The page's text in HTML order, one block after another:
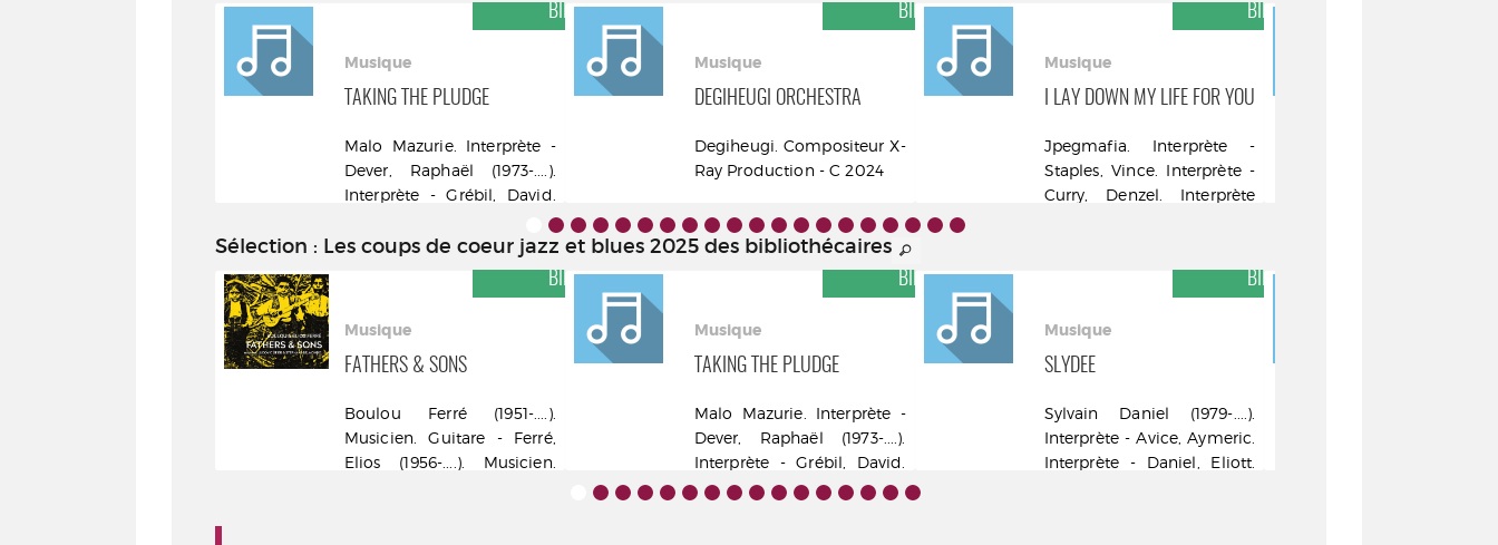
BIBLIOTHÉCAIRES
Musique
TAKING THE PLUDGE
Malo Mazurie. Interprète -
Dever, Raphaël (1973-....).
Interprète - Grébil, David.
Interprète Socadisc - C
2024
BIBLIOTHÉCAIRES
Musique
DEGIHEUGI ORCHESTRA
Degiheugi. Compositeur X-
Ray Production - C 2024
BIBLIOTHÉCAIRES
Musique
I LAY DOWN MY LIFE FOR YOU
Jpegmafia. Interprète -
Staples, Vince. Interprète -
Curry, Denzel. Interprète
BIBLIOTHÉCAIRES
Sélection : Les coups de coeur jazz et blues 2025 des bibliothécaires
COUP DE CŒUR DES
BIBLIOTHÉCAIRES
Musique
FATHERS & SONS
Boulou Ferré (1951-....).
Musicien. Guitare - Ferré,
Elios (1956-....). Musicien.
COUP DE CŒUR DES
BIBLIOTHÉCAIRES
Musique
TAKING THE PLUDGE
Malo Mazurie. Interprète -
Dever, Raphaël (1973-....).
Interprète - Grébil, David.
Interprète Socadisc - C
BIBLIOTHÉCAIRES
Musique
SLYDEE
Sylvain Daniel (1979-....).
Interprète - Avice, Aymeric.
Interprète - Daniel, Eliott.
COUP DE CŒUR DES
BIBLIOTHÉCAIRES